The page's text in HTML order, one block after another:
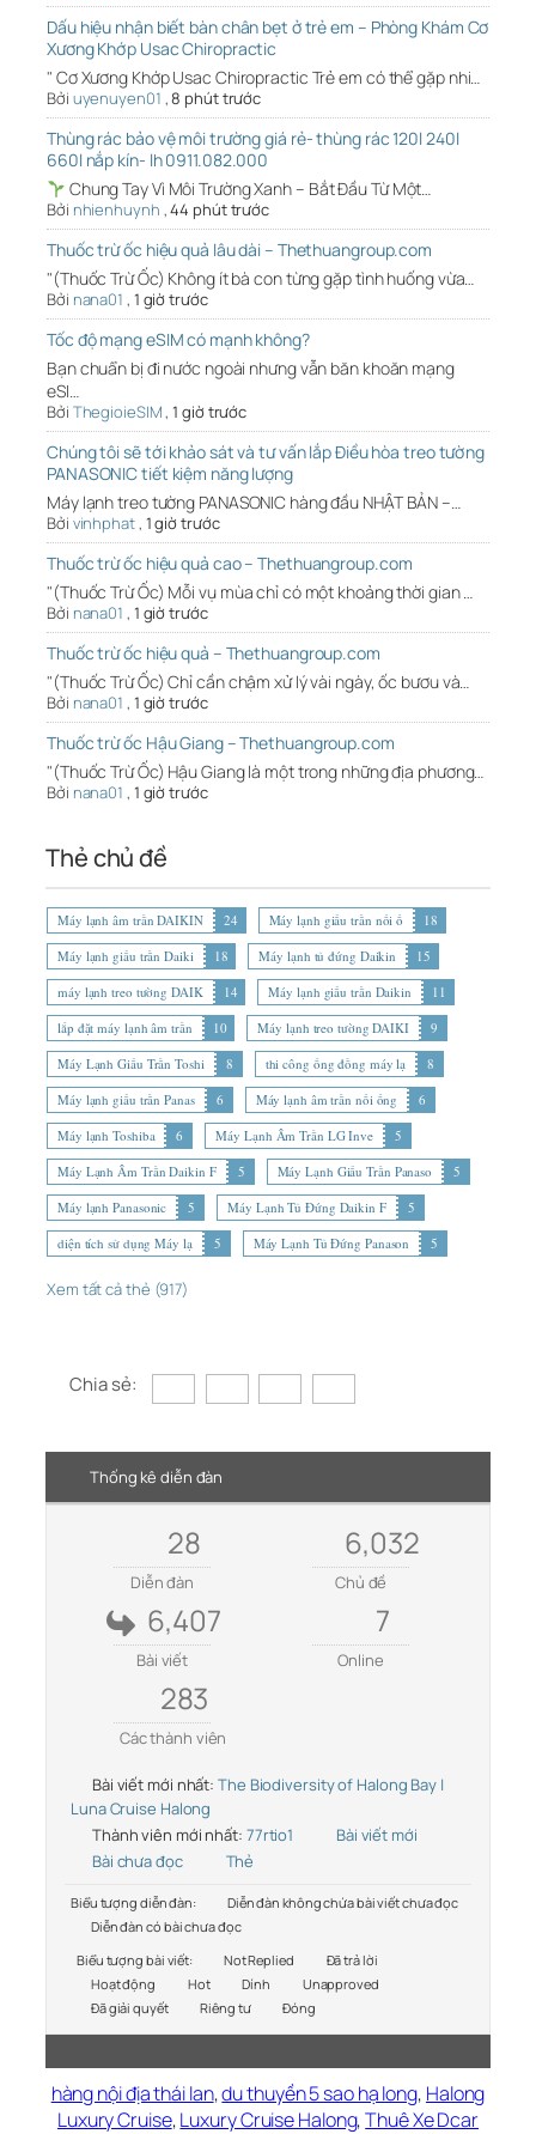
Dấu hiệu nhận biết bàn chân bẹt ở trẻ em – Phòng Khám Cơ
Xương Khớp Usac Chiropractic
" Cơ Xương Khớp Usac Chiropractic Trẻ em có thể gặp nhi…
Bởi uyenuyen01 ,8 phút trước
Thùng rác bảo vệ môi trường giá rẻ- thùng rác 120l 240l
660l nắp kín- lh 0911.082.000
Chung Tay Vì Môi Trường Xanh – Bắt Đầu Từ Một…
Bởi nhienhuynh ,44 phút trước
Thuốc trừ ốc hiệu quả lâu dài – Thethuangroup.com
"(Thuốc Trừ Ốc) Không ít bà con từng gặp tình huống vừa…
Bởi nana01 , 1 giờ trước
Tốc độ mạng eSIM có mạnh không?
Bạn chuẩn bị đi nước ngoài nhưng vẫn băn khoăn mạng
eSI…
Bởi ThegioieSIM,1 giờ trước
Chúng tôi sẽ tới khảo sát và tư vấn lắp Điều hòa treo tường
PANASONIC tiết kiệm năng lượng
Máy lạnh treo tường PANASONIC hàng đầu NHẬT BẢN –…
Bởi vinhphat, 1 giờ trước
Thuốc trừ ốc hiệu quả cao – Thethuangroup.com
"(Thuốc Trừ Ốc) Mỗi vụ mùa chỉ có một khoảng thời gian …
Bởi nana01 , 1 giờ trước
Thuốc trừ ốc hiệu quả – Thethuangroup.com
"(Thuốc Trừ Ốc) Chỉ cần chậm xử lý vài ngày, ốc bươu và…
Bởi nana01 , 1 giờ trước
Thuốc trừ ốc Hậu Giang – Thethuangroup.com
"(Thuốc Trừ Ốc) Hậu Giang là một trong những địa phương…
Bởi nana01 , 1 giờ trước
Thẻ chủ đề
Máy lạnh âm trần DAIKIN 24 Máy lạnh giấu trần nối ố
18
Máy lạnh giấu trần Daiki
18 Máy lạnh tủ đứng Daikin
15
máy lạnh treo tường DAIK
14 Máy lạnh giấu trần Daikin
11
lắp đặt máy lạnh âm trần
10 Máy lạnh treo tường DAIKI
9
Máy Lạnh Giấu Trần Toshi
8 thi công ống đồng máy lạ
8
Máy lạnh giấu trần Panas
6 Máy lạnh âm trần nối ống
6
Máy lạnh Toshiba
6 Máy Lạnh Âm Trần LG Inve
5
Máy Lạnh Âm Trần Daikin F
5 Máy Lạnh Giấu Trần Panaso
5
Máy lạnh Panasonic
5 Máy Lạnh Tủ Đứng Daikin F
5
diện tích sử dụng Máy lạ
5 Máy Lạnh Tủ Đứng Panason 5
Xem tất cả thẻ (917)
Chia sẻ:
Thống kê diễn đàn
28
Diễn đàn
6,032
Chủ đề
6,407
Bài viết
7
Online
283
Các thành viên
Bài viết mới nhất: The Biodiversity of Halong Bay |
Luna Cruise Halong
Thành viên mới nhất: 77rtio1
Bài viết mới
Bài chưa đọc
Thẻ
Biểu tượng diễn đàn:
Diễn đàn không chứa bài viết chưa đọc
Diễn đàn có bài chưa đọc
Biểu tượng bài viết:
Not Replied
Đã trả lời
Hoạt động
Hot Dính
Unapproved
Đã giải quyết
Riêng tư Đóng
hàng nội địa thái lan,du thuyền 5 sao hạ long, Halong
Luxury Cruise,Luxury Cruise Halong,Thuê Xe Dcar